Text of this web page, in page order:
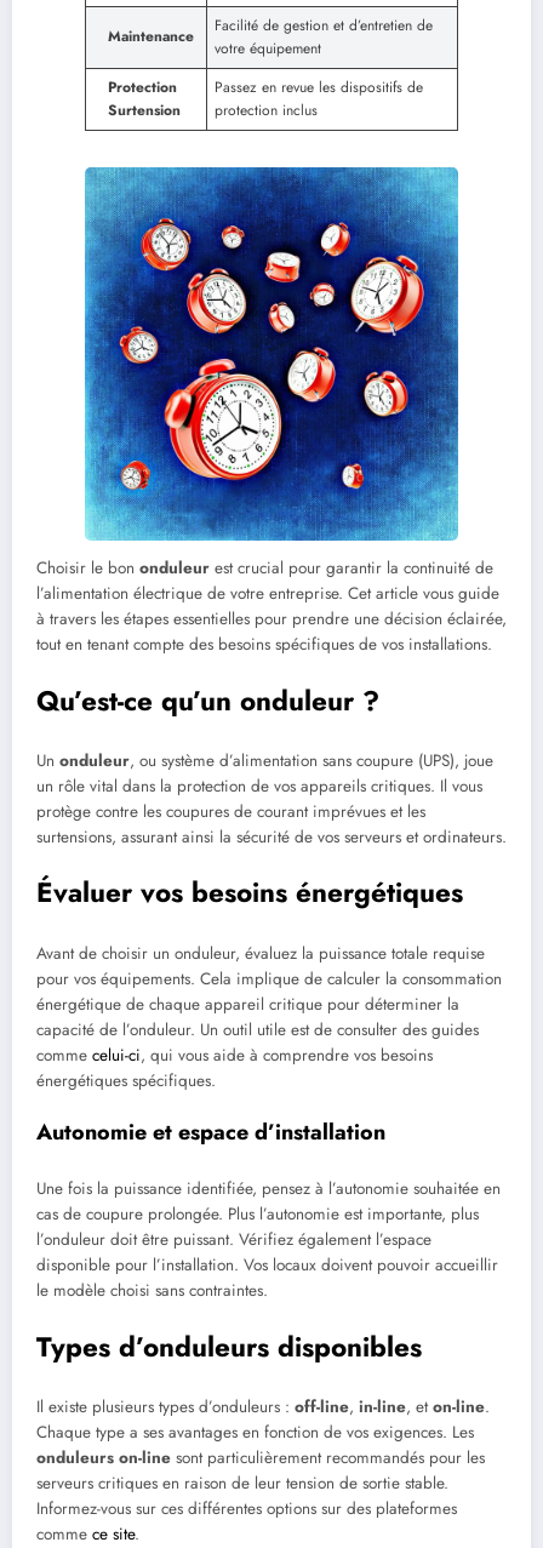
Maintenance
Facilité de gestion et d’entretien de
votre équipement
Protection
Surtension
Passez en revue les dispositifs de
protection inclus
Choisir le bon onduleur est crucial pour garantir la continuité de
l’alimentation électrique de votre entreprise. Cet article vous guide
à travers les étapes essentielles pour prendre une décision éclairée,
tout en tenant compte des besoins spécifiques de vos installations.
Qu’est-ce qu’un onduleur ?
Un onduleur, ou système d’alimentation sans coupure (UPS), joue
un rôle vital dans la protection de vos appareils critiques. Il vous
protège contre les coupures de courant imprévues et les
surtensions, assurant ainsi la sécurité de vos serveurs et ordinateurs.
Évaluer vos besoins énergétiques
Avant de choisir un onduleur, évaluez la puissance totale requise
pour vos équipements. Cela implique de calculer la consommation
énergétique de chaque appareil critique pour déterminer la
capacité de l’onduleur. Un outil utile est de consulter des guides
comme celui-ci, qui vous aide à comprendre vos besoins
énergétiques spécifiques.
Autonomie et espace d’installation
Une fois la puissance identifiée, pensez à l’autonomie souhaitée en
cas de coupure prolongée. Plus l’autonomie est importante, plus
l’onduleur doit être puissant. Vérifiez également l’espace
disponible pour l’installation. Vos locaux doivent pouvoir accueillir
le modèle choisi sans contraintes.
Types d’onduleurs disponibles
Il existe plusieurs types d’onduleurs : off-line, in-line, eton-line.
Chaque type a ses avantages en fonction de vos exigences. Les
onduleurs on-line sont particulièrement recommandés pour les
serveurs critiques en raison de leur tension de sortie stable.
Informez-vous sur ces différentes options sur des plateformes
comme ce site.